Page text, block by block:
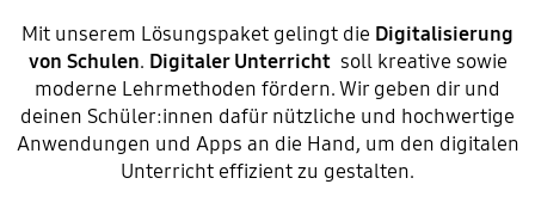
Mit unserem Lösungspaket gelingt die Digitalisierung
von Schulen. Digitaler Unterrichtsoll kreative sowie
moderne Lehrmethoden fördern. Wir geben dir und
deinen Schüler:innen dafür nützliche und hochwertige
Anwendungen und Apps an die Hand, um den digitalen
Unterricht effizient zu gestalten.